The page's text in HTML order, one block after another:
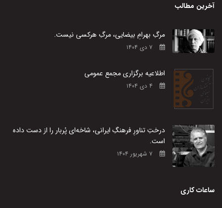
آخرین مطالب
مرگِ بهرامِ بیضایی، مرگِ هرکسی نیست.
اطلاعیه برگزاری مجمع عمومی
درختِ تناورِ فرهنگِ ایرانی، شاخه‌ای پُربار را از دست داده
است.
ساعات کاری